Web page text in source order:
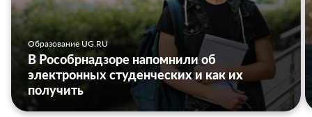
Образование UG.RU
В Рособрнадзоре напомнили об
электронных студенческих и как их
получить